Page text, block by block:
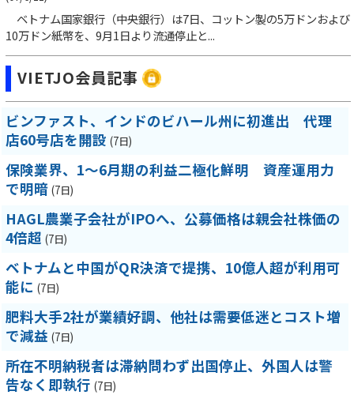
ベトナム国家銀行（中央銀行）は7日、コットン製の5万ドンおよび
10万ドン紙幣を、9月1日より流通停止と...
VIETJO会員記事
ビンファスト、インドのビハール州に初進出 代理
店60号店を開設 (7日)
保険業界、1～6月期の利益二極化鮮明 資産運用力
で明暗 (7日)
HAGL農業子会社がIPOへ、公募価格は親会社株価の
4倍超 (7日)
ベトナムと中国がQR決済で提携、10億人超が利用可
能に (7日)
肥料大手2社が業績好調、他社は需要低迷とコスト増
で減益 (7日)
所在不明納税者は滞納問わず出国停止、外国人は警
告なく即執行 (7日)